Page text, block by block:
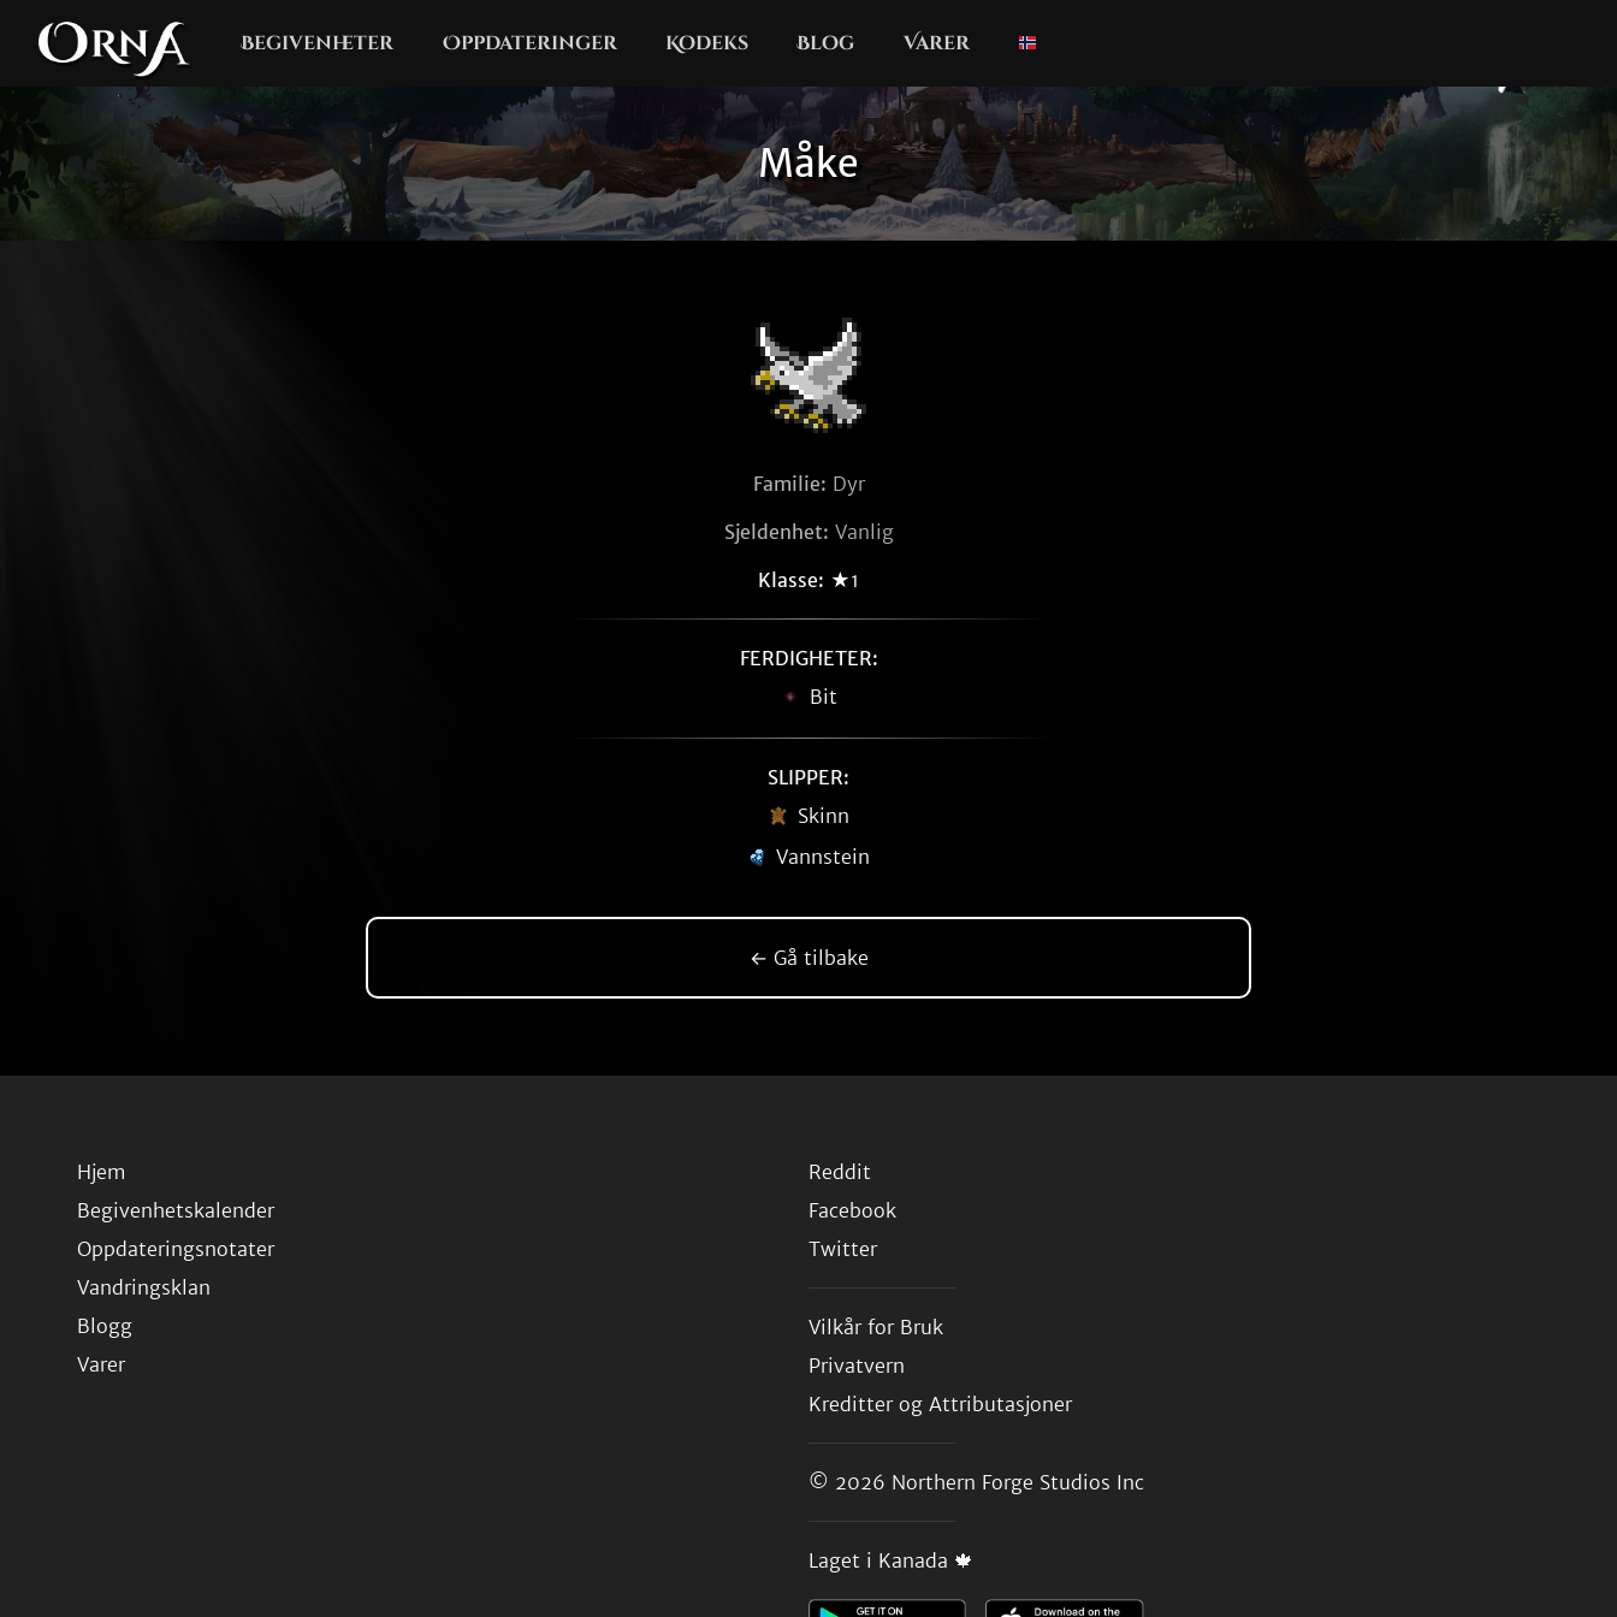
Begivenheter Oppdateringer Kodeks Blog Varer
Måke
Familie: Dyr
Sjeldenhet: Vanlig
Klasse: ★1
FERDIGHETER:
Bit
SLIPPER:
Skinn
Vannstein
← Gå tilbake
Hjem
Begivenhetskalender
Oppdateringsnotater
Vandringsklan
Blogg
Varer
Reddit
Facebook
Twitter
Vilkår for Bruk
Privatvern
Kreditter og Attributasjoner
© 2026 Northern Forge Studios Inc
Laget i Kanada 🍁